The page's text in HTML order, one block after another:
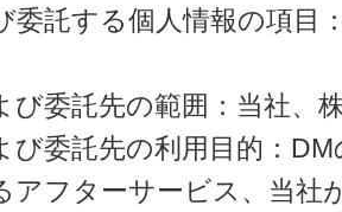
委託する個人情報の項目
び委託先の範囲：当社、
び委託先の利用目的：
アフターサービス、当社